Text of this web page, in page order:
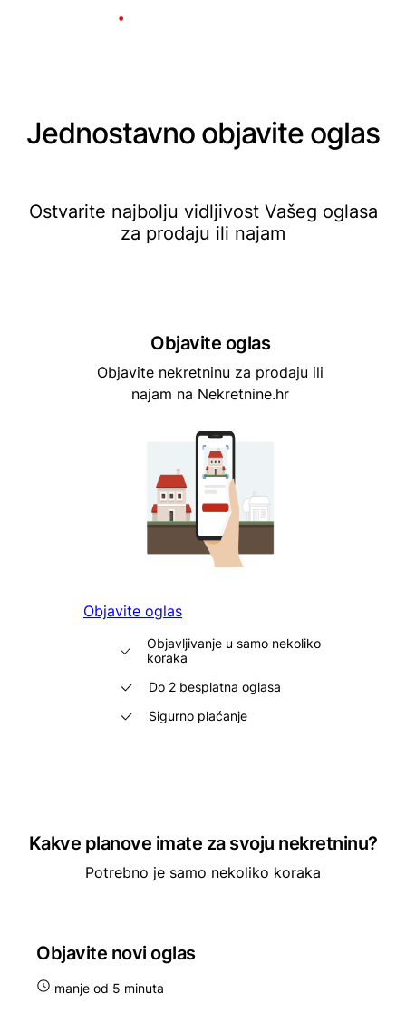
Jednostavno objavite oglas
Ostvarite najbolju vidljivost Vašeg oglasa
za prodaju ili najam
Objavite oglas
Objavite nekretninu za prodaju ili
najam na Nekretnine.hr
Objavite oglas
Objavljivanje u samo nekoliko
koraka
Do 2 besplatna oglasa
Sigurno plaćanje
Kakve planove imate za svoju nekretninu?
Potrebno je samo nekoliko koraka
Objavite novi oglas
manje od 5 minuta